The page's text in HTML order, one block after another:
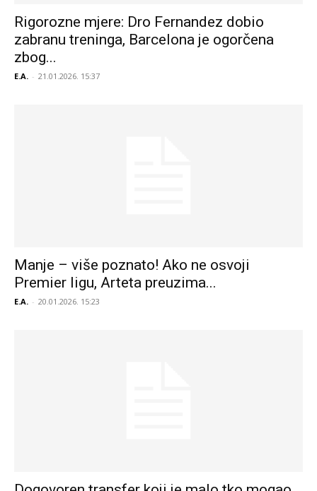
Rigorozne mjere: Dro Fernandez dobio
zabranu treninga, Barcelona je ogorčena
zbog...
E.A. - 21.01.2026. 15:37
Manje – više poznato! Ako ne osvoji
Premier ligu, Arteta preuzima...
E.A. - 20.01.2026. 15:23